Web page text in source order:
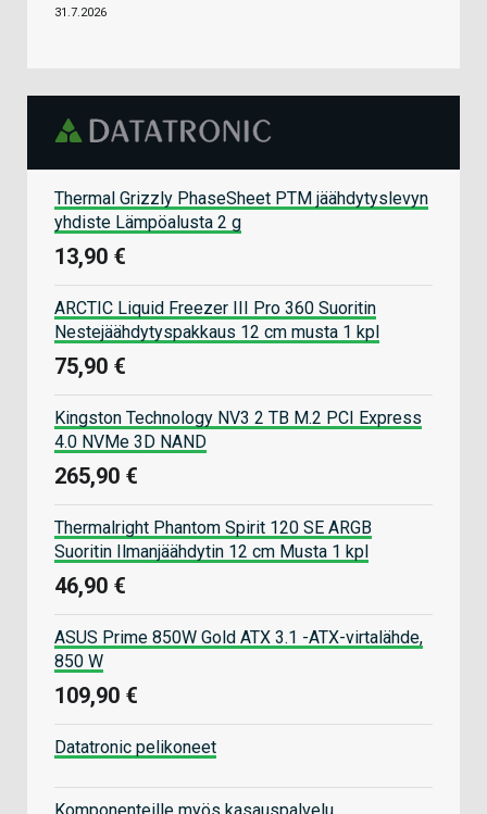
31.7.2026
Thermal Grizzly PhaseSheet PTM jäähdytyslevyn
yhdiste Lämpöalusta 2 g
13,90 €
ARCTIC Liquid Freezer III Pro 360 Suoritin
Nestejäähdytyspakkaus 12 cm musta 1 kpl
75,90 €
Kingston Technology NV3 2 TB M.2 PCI Express
4.0 NVMe 3D NAND
265,90 €
Thermalright Phantom Spirit 120 SE ARGB
Suoritin Ilmanjäähdytin 12 cm Musta 1 kpl
46,90 €
ASUS Prime 850W Gold ATX 3.1 -ATX-virtalähde,
850 W
109,90 €
Datatronic pelikoneet